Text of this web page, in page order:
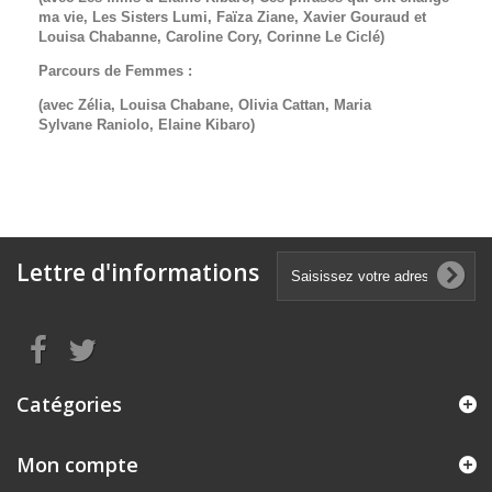
ma vie, Les Sisters Lumi, Faïza Ziane, Xavier Gouraud et
Louisa Chabanne, Caroline Cory, Corinne Le Ciclé)
Parcours de Femmes :
(avec Zélia, Louisa Chabane, Olivia Cattan, Maria
Sylvane Raniolo, Elaine Kibaro)
Lettre d'informations
Catégories
Mon compte